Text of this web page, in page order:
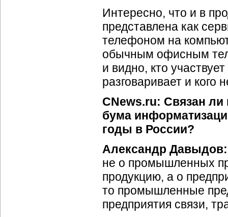
Интересно, что и в
представлена как
телефоном на
обычным офисным
и видно, кто
разговаривает и кого
CNews.ru: Связан
бума
годы в России?
Александр Давыдов:
не о промышленных
продукцию, а о
то промышленные
предприятия связи,